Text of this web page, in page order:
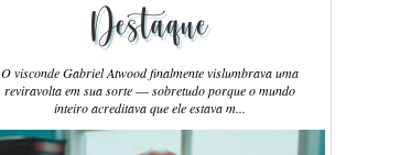
Destaque
O visconde Gabriel Atwood finalmente vislumbrava uma
reviravolta em sua sorte ― sobretudo porque o mundo
inteiro acreditava que ele estava m...